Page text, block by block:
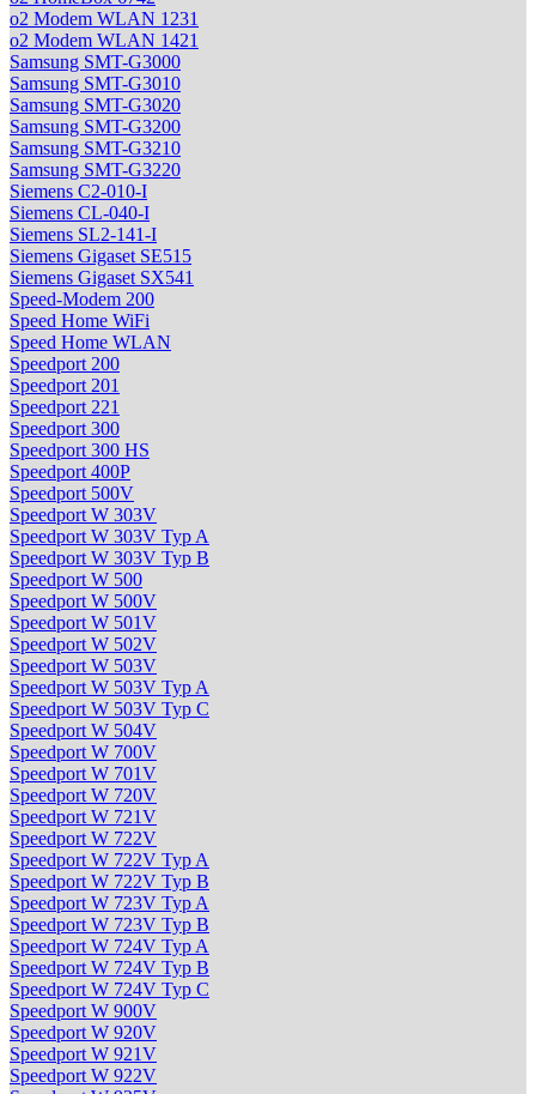
o2 Modem WLAN 1231
o2 Modem WLAN 1421
Samsung SMT-G3000
Samsung SMT-G3010
Samsung SMT-G3020
Samsung SMT-G3200
Samsung SMT-G3210
Samsung SMT-G3220
Siemens C2-010-I
Siemens CL-040-I
Siemens SL2-141-I
Siemens Gigaset SE515
Siemens Gigaset SX541
Speed-Modem 200
Speed Home WiFi
Speed Home WLAN
Speedport 200
Speedport 201
Speedport 221
Speedport 300
Speedport 300 HS
Speedport 400P
Speedport 500V
Speedport W 303V
Speedport W 303V Typ A
Speedport W 303V Typ B
Speedport W 500
Speedport W 500V
Speedport W 501V
Speedport W 502V
Speedport W 503V
Speedport W 503V Typ A
Speedport W 503V Typ C
Speedport W 504V
Speedport W 700V
Speedport W 701V
Speedport W 720V
Speedport W 721V
Speedport W 722V
Speedport W 722V Typ A
Speedport W 722V Typ B
Speedport W 723V Typ A
Speedport W 723V Typ B
Speedport W 724V Typ A
Speedport W 724V Typ B
Speedport W 724V Typ C
Speedport W 900V
Speedport W 920V
Speedport W 921V
Speedport W 922V